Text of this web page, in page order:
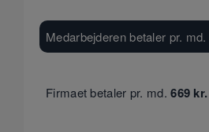
Medarbejderen betaler pr. md.
Firmaet betaler pr. md. 669 kr.